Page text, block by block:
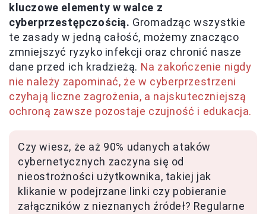
kluczowe elementy w walce z
cyberprzestępczością. Gromadząc wszystkie
te zasady w jedną całość, możemy znacząco
zmniejszyć ryzyko infekcji oraz chronić nasze
dane przed ich kradzieżą. Na zakończenie nigdy
nie należy zapominać, że w cyberprzestrzeni
czyhają liczne zagrożenia, a najskuteczniejszą
ochroną zawsze pozostaje czujność i edukacja.
Czy wiesz, że aż 90% udanych ataków
cybernetycznych zaczyna się od
nieostrożności użytkownika, takiej jak
klikanie w podejrzane linki czy pobieranie
załączników z nieznanych źródeł? Regularne